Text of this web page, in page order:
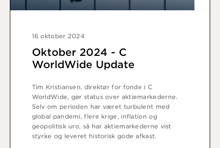
16 oktober 2024
Oktober 2024 - C
WorldWide Update
Tim Kristiansen, direktør for fonde i C
WorldWide, gør status over aktiemarkederne.
Selv om perioden har været turbulent med
global pandemi, flere krige, inflation og
geopolitisk uro, så har aktiemarkederne vist
styrke og leveret historisk gode afkast.